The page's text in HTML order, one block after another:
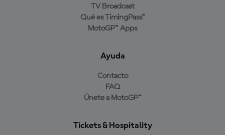
TV Broadcast
Qué es TimingPass™
MotoGP™ Apps
Ayuda
Contacto
FAQ
Únete a MotoGP™
Tickets & Hospitality